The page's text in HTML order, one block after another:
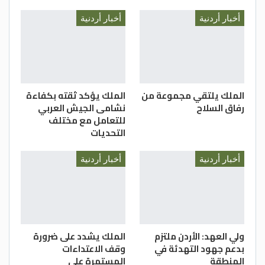
أخبار أردنية
الملك يلتقي مجموعة من
رفاق السلاح
أخبار أردنية
الملك يؤكد ثقته بكفاءة
نشامى الجيش العربي
للتعامل مع مختلف
التحديات
أخبار أردنية
ولي العهد: الأردن ملتزم
بدعم جهود التهدئة في
المنطقة
أخبار أردنية
الملك يشدد على ضرورة
وقف الاعتداءات
المستمرة على